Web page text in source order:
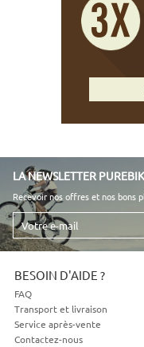
LA NEWSLETTER
Recevoir nos offres et nos bons
Votre
e-
mail
BESOIN D'AIDE ?
FAQ
Transport et livraison
Service après-vente
Contactez-nous